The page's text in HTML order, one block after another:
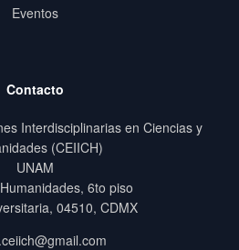
Eventos
Contacto
Interdisciplinarias en Ciencias y
(CEIICH)
UNAM
6to piso
04510, CDMX